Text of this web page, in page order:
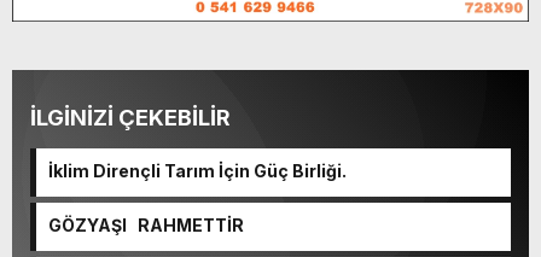
İLGİNİZİ ÇEKEBİLİR
İklim Dirençli Tarım İçin Güç Birliği.
GÖZYAŞI RAHMETTİR